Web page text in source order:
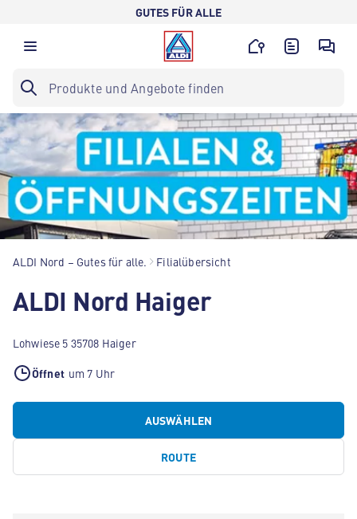
GUTES FÜR ALLE
ALDI Nord – Gutes für alle. Filialübersicht
ALDI Nord Haiger
Lohwiese 5 35708 Haiger
Öffnet um 7 Uhr
AUSWÄHLEN
ROUTE